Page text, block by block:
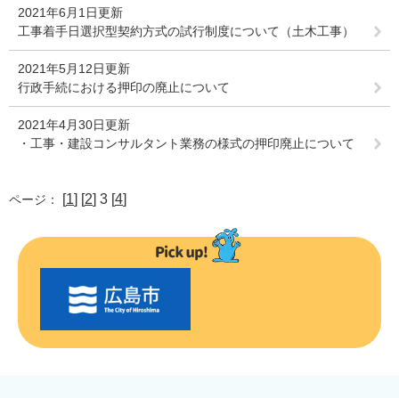
2021年6月1日更新
工事着手日選択型契約方式の試行制度について（土木工事）
2021年5月12日更新
行政手続における押印の廃止について
2021年4月30日更新
・工事・建設コンサルタント業務の様式の押印廃止について
ページ： [1] [2] 3 [4]